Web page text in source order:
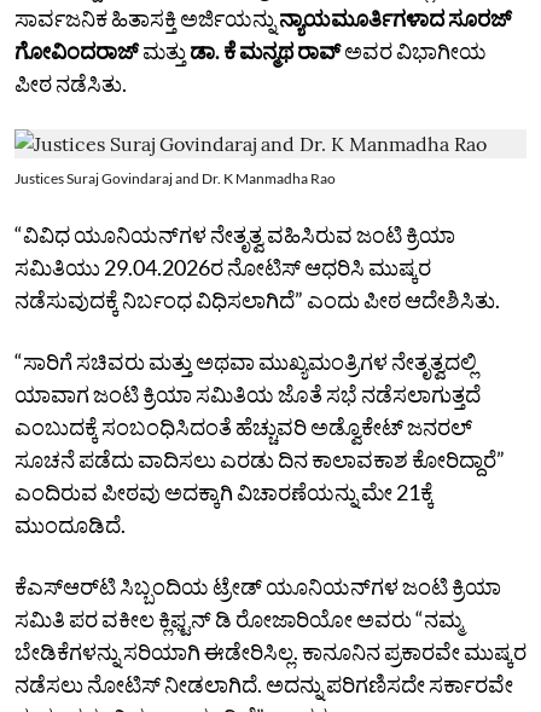
ಸಾರ್ವಜನಿಕ ಹಿತಾಸಕ್ತಿ ಅರ್ಜಿಯನ್ನುನ್ಯಾಯಮೂರ್ತಿಗಳಾದ ಸೂರಜ್‌
ಗೋವಿಂದರಾಜ್‌ಮತ್ತು ಡಾ. ಕೆ ಮನ್ಮಥ ರಾವ್‌ಅವರ ವಿಭಾಗೀಯ
ಪೀಠ ನಡೆಸಿತು.
Justices Suraj Govindaraj and Dr. K Manmadha Rao
“ವಿವಿಧ ಯೂನಿಯನ್‌ಗಳ ನೇತೃತ್ವ ವಹಿಸಿರುವ ಜಂಟಿ ಕ್ರಿಯಾ
ಸಮಿತಿಯು 29.04.2026ರ ನೋಟಿಸ್‌ ಆಧರಿಸಿ ಮುಷ್ಕರ
ನಡೆಸುವುದಕ್ಕೆ ನಿರ್ಬಂಧ ವಿಧಿಸಲಾಗಿದೆ” ಎಂದು ಪೀಠ ಆದೇಶಿಸಿತು.
“ಸಾರಿಗೆ ಸಚಿವರು ಮತ್ತು ಅಥವಾ ಮುಖ್ಯಮಂತ್ರಿಗಳ ನೇತೃತ್ವದಲ್ಲಿ
ಯಾವಾಗ ಜಂಟಿ ಕ್ರಿಯಾ ಸಮಿತಿಯ ಜೊತೆ ಸಭೆ ನಡೆಸಲಾಗುತ್ತದೆ
ಎಂಬುದಕ್ಕೆ ಸಂಬಂಧಿಸಿದಂತೆ ಹೆಚ್ಚುವರಿ ಅಡ್ವೊಕೇಟ್‌ ಜನರಲ್‌
ಸೂಚನೆ ಪಡೆದು ವಾದಿಸಲು ಎರಡು ದಿನ ಕಾಲಾವಕಾಶ ಕೋರಿದ್ದಾರೆ”
ಎಂದಿರುವ ಪೀಠವು ಅದಕ್ಕಾಗಿ ವಿಚಾರಣೆಯನ್ನು ಮೇ 21ಕ್ಕೆ
ಮುಂದೂಡಿದೆ.
ಕೆಎಸ್‌ಆರ್‌ಟಿ ಸಿಬ್ಬಂದಿಯ ಟ್ರೇಡ್‌ ಯೂನಿಯನ್‌ಗಳ ಜಂಟಿ ಕ್ರಿಯಾ
ಸಮಿತಿ ಪರ ವಕೀಲ ಕ್ಲಿಫ್ಟನ್‌ ಡಿ ರೋಜಾರಿಯೋ ಅವರು “ನಮ್ಮ
ಬೇಡಿಕೆಗಳನ್ನು ಸರಿಯಾಗಿ ಈಡೇರಿಸಿಲ್ಲ. ಕಾನೂನಿನ ಪ್ರಕಾರವೇ ಮುಷ್ಕರ
ನಡೆಸಲು ನೋಟಿಸ್‌ ನೀಡಲಾಗಿದೆ. ಅದನ್ನು ಪರಿಗಣಿಸದೇ ಸರ್ಕಾರವೇ